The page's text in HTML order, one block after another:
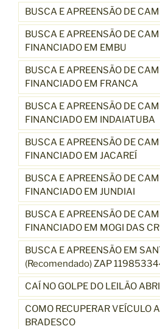
BUSCA E APREENSÃO DE
BUSCA E APREENSÃO DE
FINANCIADO EM EMBU
BUSCA E APREENSÃO DE
FINANCIADO EM FRANCA
BUSCA E APREENSÃO DE
FINANCIADO EM INDAIATUBA
BUSCA E APREENSÃO DE
FINANCIADO EM JACAREÍ
BUSCA E APREENSÃO DE
FINANCIADO EM JUNDIAI
BUSCA E APREENSÃO DE
FINANCIADO EM MOGI DAS
BUSCA E APREENSÃO EM
(Recomendado) ZAP
CAÍ NO GOLPE DO LEILÃO
COMO RECUPERAR VEÍCULO
BRADESCO